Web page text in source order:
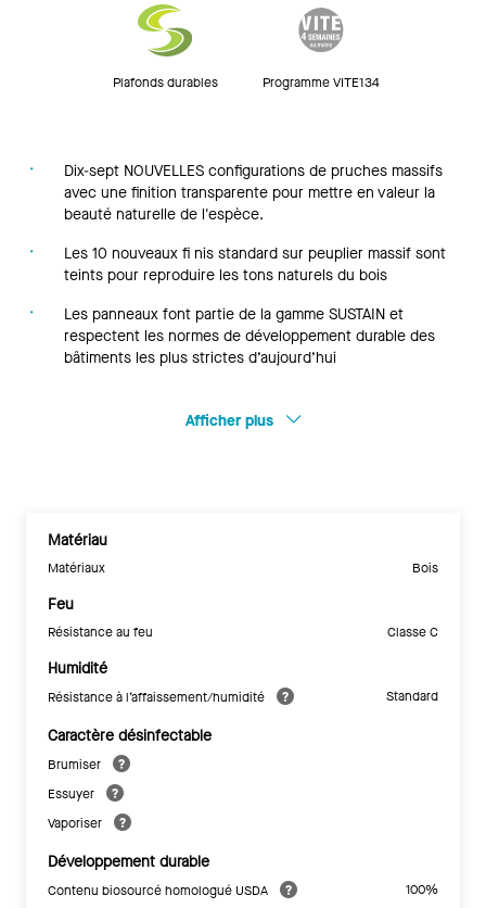
Plafonds durables Programme VITE134
Dix-sept NOUVELLES configurations de pruches massifs
avec une finition transparente pour mettre en valeur la
beauté naturelle de l'espèce.
Les 10 nouveaux fi nis standard sur peuplier massif sont
teints pour reproduire les tons naturels du bois
Les panneaux font partie de la gamme SUSTAIN et
respectent les normes de développement durable des
bâtiments les plus strictes d’aujourd’hui
Afficher plus
Matériau
Matériaux Bois
Feu
Résistance au feu Classe C
Humidité
Résistance à l’affaissement/humidité Standard
Caractère désinfectable
Brumiser
Essuyer
Vaporiser
Développement durable
Contenu biosourcé homologué USDA 100%